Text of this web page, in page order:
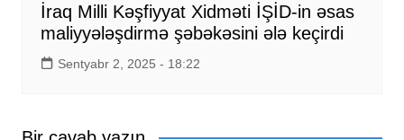
İraq Milli Kəşfiyyat Xidməti İŞİD-in əsas
maliyyələşdirmə şəbəkəsini ələ keçirdi
Sentyabr 2, 2025 - 18:22